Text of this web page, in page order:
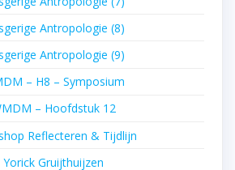
Antropologie (8)
Antropologie (9)
– H8 – Symposium
– Hoofdstuk 12
Reflecteren & Tijdlijn
Yorick Gruijthuijzen